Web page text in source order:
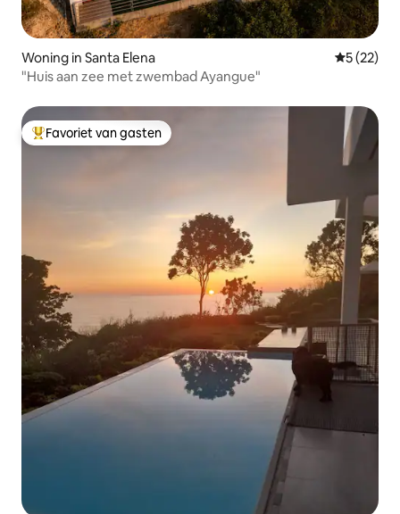
Woning in Santa Elena
5 (22)
"Huis aan zee met zwembad Ayangue"
Topfavoriet van gasten
Favoriet van gasten